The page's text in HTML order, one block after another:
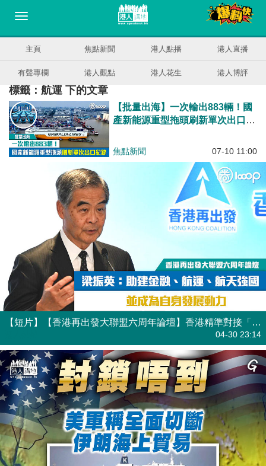
主頁 焦點新聞 港人點播 港人直播
有聲專欄 港人觀點 港人花生 港人博評
標籤：航運 下的文章
【批量出海】一次輸出883輛！國
產新能源重型拖頭刷新單次出口紀
焦點新聞 07-10 11:00
【短片】【香港再出發大聯盟六周年論壇】香港精準對接「十五五」 梁振英：助建金融、航運、航天強國並成為自身發展動力
04-30 23:14